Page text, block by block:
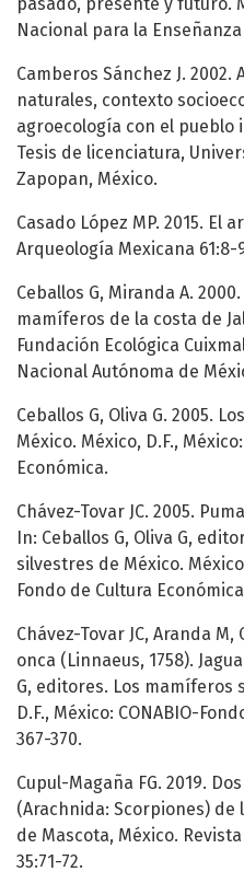
pasado, presente y futuro.
Nacional para la
Camberos Sánchez J.
naturales, contexto
agroecología con el pueblo
Tesis de licenciatura,
Zapopan, México.
Casado López MP. 2015. El
Arqueología Mexicana 61:8-
Ceballos G, Miranda A.
mamíferos de la costa de
Fundación Ecológica
Nacional Autónoma de
Ceballos G, Oliva G. 2005.
México. México, D.F.,
Económica.
Chávez-Tovar JC. 2005.
In: Ceballos G, Oliva G,
silvestres de México.
Fondo de Cultura
Chávez-Tovar JC, Aranda
onca (Linnaeus, 1758).
G, editores. Los mamíferos
D.F., México: CONABIO-
367-370.
Cupul-Magaña FG. 2019.
(Arachnida: Scorpiones)
de Mascota, México.
35:71-72.